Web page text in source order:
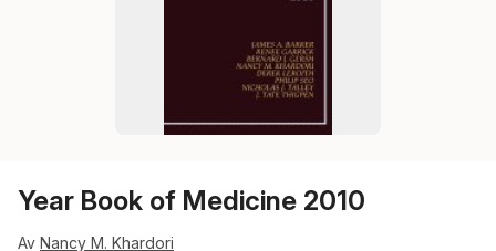
Year Book of Medicine 2010
Av Nancy M. Khardori